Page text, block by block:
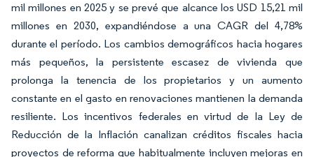
mil millones en 2025 y se prevé que alcance los USD 15,21 mil
millones en 2030, expandiéndose a una CAGR del 4,78%
durante el período. Los cambios demográficos hacia hogares
más pequeños, la persistente escasez de vivienda que
prolonga la tenencia de los propietarios y un aumento
constante en el gasto en renovaciones mantienen la demanda
resiliente. Los incentivos federales en virtud de la Ley de
Reducción de la Inflación canalizan créditos fiscales hacia
proyectos de reforma que habitualmente incluyen mejoras en